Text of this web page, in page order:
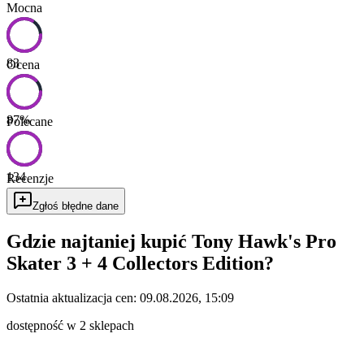
Mocna
83
Ocena
87%
Polecane
134
Recenzje
Zgłoś błędne dane
Gdzie najtaniej kupić Tony Hawk's Pro
Skater 3 + 4 Collectors Edition?
Ostatnia aktualizacja cen: 09.08.2026, 15:09
dostępność w 2 sklepach